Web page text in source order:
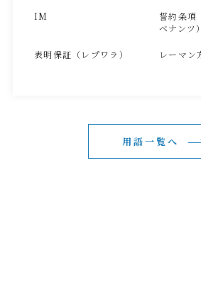
IM
誓約条
ベナンツ）
表明保証（レプワラ） レーマン
用語一覧へ